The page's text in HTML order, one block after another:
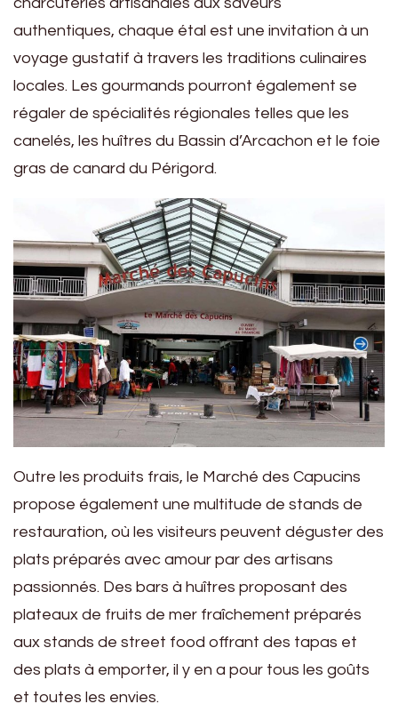
authentiques, chaque étal est une invitation à un
voyage gustatif à travers les traditions culinaires
locales. Les gourmands pourront également se
régaler de spécialités régionales telles que les
canelés, les huîtres du Bassin d’Arcachon et le foie
gras de canard du Périgord.
Outre les produits frais, le Marché des Capucins
propose également une multitude de stands de
restauration, où les visiteurs peuvent déguster des
plats préparés avec amour par des artisans
passionnés. Des bars à huîtres proposant des
plateaux de fruits de mer fraîchement préparés
aux stands de street food offrant des tapas et
des plats à emporter, il y en a pour tous les goûts
et toutes les envies.